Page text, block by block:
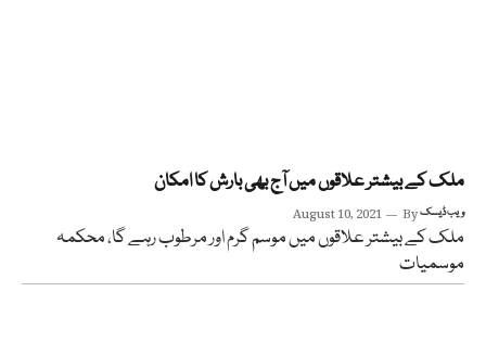
ملک کے بیشتر علاقوں میں آج بھی بارش کا امکان
August 10, 2021 Byویب ڈیسک
ملک کے بیشتر علاقوں میں موسم گرم اور مرطوب رہے گا، محکمہ
موسمیات